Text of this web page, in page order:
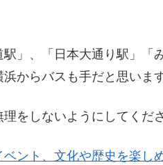
」、「日本大通り駅」「
からバスも手だと思いま
をしないようにしてくだ
ント、文化や歴史を楽し